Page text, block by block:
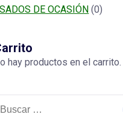
DE OCASIÓN (0)
hay productos en el carrito.